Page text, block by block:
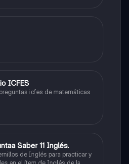
ICFES
icfes de matemáticas
Saber 11 Inglés.
de Inglés para practicar y